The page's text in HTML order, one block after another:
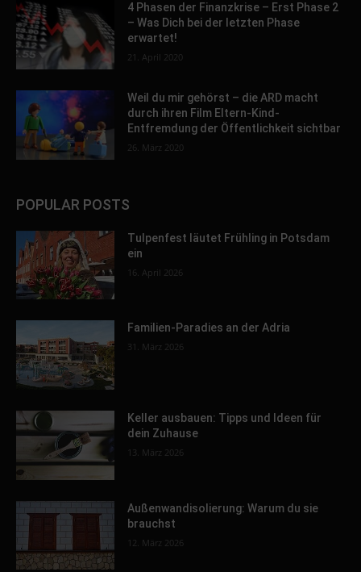
4 Phasen der Finanzkrise – Erst Phase 2
– Was Dich bei der letzten Phase
erwartet!
21. April 2020
Weil du mir gehörst – die ARD macht
durch ihren Film Eltern-Kind-
Entfremdung der Öffentlichkeit sichtbar
26. März 2020
POPULAR POSTS
Tulpenfest läutet Frühling in Potsdam
ein
16. April 2026
Familien-Paradies an der Adria
31. März 2026
Keller ausbauen: Tipps und Ideen für
dein Zuhause
13. März 2026
Außenwandisolierung: Warum du sie
brauchst
12. März 2026